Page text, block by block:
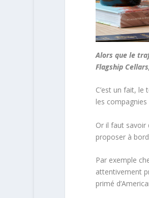
Alors que le
Flagship
C’est un fait, le
les
Or il faut savoir
proposer à
Par exemple
attentivement
primé